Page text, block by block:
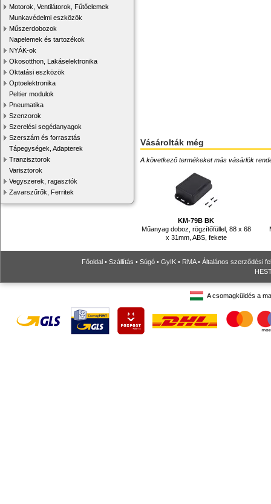
Motorok, Ventilátorok, Fűtőelemek
Munkavédelmi eszközök
Műszerdobozok
Napelemek és tartozékok
NYÁK-ok
Okosotthon, Lakáselektronika
Oktatási eszközök
Optoelektronika
Peltier modulok
Pneumatika
Szenzorok
Szerelési segédanyagok
Szerszám és forrasztás
Tápegységek, Adapterek
Tranzisztorok
Varisztorok
Vegyszerek, ragasztók
Zavarszűrők, Ferritek
Vásárolták még
A következő termékeket más vásárlók
KM-79B BK
Műanyag doboz, rögzítőfüllel, 88 x 68
x 31mm, ABS, fekete
Főoldal • Szállítás • Súgó • GyIK • RMA• Általános szerződési
A csomagküldés a